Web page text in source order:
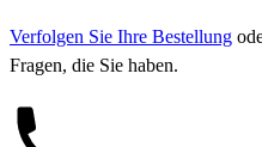
Verfolgen Sie Ihre Bestellung
Fragen, die Sie haben.